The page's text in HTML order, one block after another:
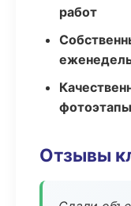
работ
фотоэтапы
Отзывы